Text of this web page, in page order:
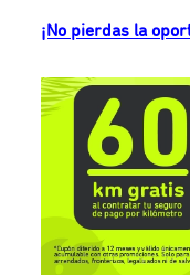
¡No pierdas la